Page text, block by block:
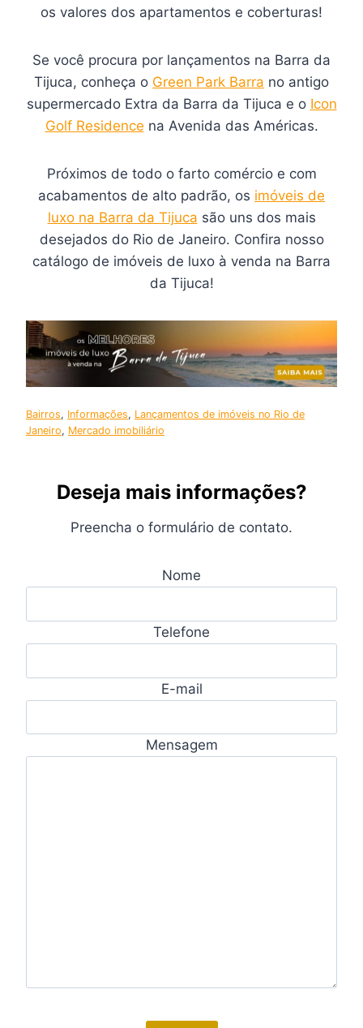
os valores dos apartamentos e coberturas!
Se você procura por lançamentos na Barra da
Tijuca, conheça o Green Park Barra no antigo
supermercado Extra da Barra da Tijuca e o Icon
Golf Residence na Avenida das Américas.
Próximos de todo o farto comércio e com
acabamentos de alto padrão, os imóveis de
luxo na Barra da Tijuca são uns dos mais
desejados do Rio de Janeiro. Confira nosso
catálogo de imóveis de luxo à venda na Barra
da Tijuca!
Bairros, Informações, Lançamentos de imóveis no Rio de
Janeiro, Mercado imobiliário
Deseja mais informações?
Preencha o formulário de contato.
Nome
Telefone
E-mail
Mensagem